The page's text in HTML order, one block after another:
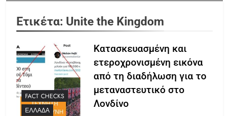
Ετικέτα: Unite the Kingdom
FACT CHECKS
ΕΛΛΆΔΑ
Κατασκευασμένη και
ετεροχρονισμένη εικόνα
από τη διαδήλωση για το
μεταναστευτικό στο
Λονδίνο